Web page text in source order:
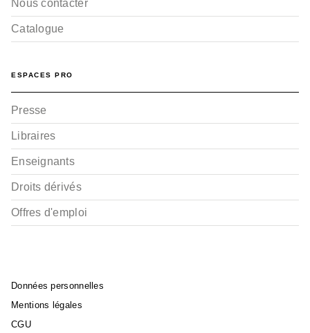
Nous contacter
Catalogue
ESPACES PRO
Presse
Libraires
Enseignants
Droits dérivés
Offres d'emploi
Données personnelles
Mentions légales
CGU